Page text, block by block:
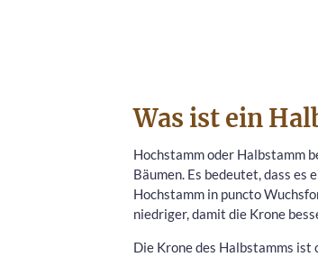
Was ist ein
Hochstamm oder Halbstamm
Bäumen. Es bedeutet, dass
Hochstamm in puncto
niedriger, damit die Krone
Die Krone des Halbstamms